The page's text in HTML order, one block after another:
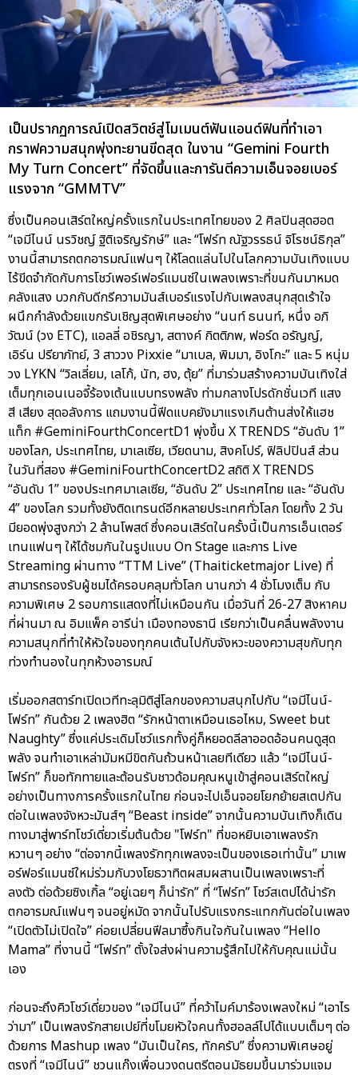
เป็นปรากฏการณ์เปิดสวิตช์สู่โมเมนต์ฟันแอนด์ฟินที่ทำเอา
กราฟความสนุกพุ่งทะยานขีดสุด ในงาน “Gemini Fourth
My Turn Concert” ที่จัดขึ้นและการันตีความเอ็นจอยเบอร์
แรงจาก “GMMTV”
ซึ่งเป็นคอนเสิร์ตใหญ่ครั้งแรกในประเทศไทยของ 2 ศิลปินสุดฮอต
“เจมีไนน์ นรวิชญ์ ฐิติเจริญรักษ์” และ “โฟร์ท ณัฐวรรธน์ จิโรชน์ธิกุล”
งานนี้สามารถตกอารมณ์แฟนๆ ให้โลดแล่นไปในโลกความบันเทิงแบบ
ไร้ขีดจำกัดกับการโชว์เพอร์เฟอร์แมนซ์ในเพลงเพราะที่ขนกันมาหมด
คลังแสง บวกกับดีกรีความมันส์เบอร์แรงไปกับเพลงสนุกสุดเร้าใจ
ผนึกกำลังด้วยแขกรับเชิญสุดพิเศษอย่าง “นนท์ ธนนท์, หนึ่ง อภิ
วัฒน์ (วง ETC), แอลลี่ อชิรญา, สตางค์ กิตติภพ, ฟอร์ด อรัญญ์,
เอิร์น ปรียาภัทย์, 3 สาววง Pixxie “มาเบล, พิมมา, อิงโกะ” และ 5 หนุ่ม
วง LYKN “วิลเลี่ยม, เลโก้, นัท, ฮง, ตุ้ย” ที่มาร่วมสร้างความบันเทิงใส่
เต็มทุกเอนเนอจี้ร้องเต้นแบบทรงพลัง ท่ามกลางโปรดักชั่นเวที แสง
สี เสียง สุดอลังการ แถมงานนี้ฟีดแบคยังมาแรงเกินต้านส่งให้แฮช
แท็ก #GeminiFourthConcertD1 พุ่งขึ้น X TRENDS “อันดับ 1”
ของโลก, ประเทศไทย, มาเลเซีย, เวียดนาม, สิงคโปร์, ฟิลิปปินส์ ส่วน
ในวันที่สอง #GeminiFourthConcertD2 สถิติ X TRENDS
“อันดับ 1” ของประเทศมาเลเซีย, “อันดับ 2” ประเทศไทย และ “อันดับ
4” ของโลก รวมทั้งยังติดเทรนด์อีกหลายประเทศทั่วโลก โดยทั้ง 2 วัน
มียอดพุ่งสูงกว่า 2 ล้านโพสต์ ซึ่งคอนเสิร์ตในครั้งนี้เป็นการเอ็นเตอร์
เทนแฟนๆ ให้ได้ชมกันในรูปแบบ On Stage และการ Live
Streaming ผ่านทาง “TTM Live” (Thaiticketmajor Live) ที่
สามารถรองรับผู้ชมได้ครอบคลุมทั่วโลก นานกว่า 4 ชั่วโมงเต็ม กับ
ความพิเศษ 2 รอบการแสดงที่ไม่เหมือนกัน เมื่อวันที่ 26-27 สิงหาคม
ที่ผ่านมา ณ อิมแพ็ค อารีน่า เมืองทองธานี เรียกว่าเป็นคลื่นพลังงาน
ความสนุกที่ทำให้หัวใจของทุกคนเต้นไปกับจังหวะของความสุขกับทุก
ท่วงทำนองในทุกห้วงอารมณ์
เริ่มออกสตาร์ทเปิดเวทีทะลุมิติสู่โลกของความสนุกไปกับ “เจมีไนน์-
โฟร์ท” กันด้วย 2 เพลงฮิต “รักหน้าตาเหมือนเธอไหม, Sweet but
Naughty” ซึ่งแค่ประเดิมโชว์แรกทั้งคู่ก็หยอดลีลาออดอ้อนคนดูสุด
พลัง จนทำเอาเหล่ามัมหมีขิตกันถ้วนหน้าเลยทีเดียว แล้ว “เจมีไนน์-
โฟร์ท” ก็ขอทักทายและต้อนรับชาวด้อมคุณหนูเข้าสู่คอนเสิร์ตใหญ่
อย่างเป็นทางการครั้งแรกในไทย ก่อนจะไปเอ็นจอยโยกย้ายสเตปกัน
ต่อในเพลงจังหวะมันส์ๆ “Beast inside” จากนั้นความบันเทิงก็เดิน
ทางมาสู่พาร์ทโชว์เดี่ยวเริ่มต้นด้วย "โฟร์ท" ที่ขอหยิบเอาเพลงรัก
หวานๆ อย่าง “ต่อจากนี้เพลงรักทุกเพลงจะเป็นของเธอเท่านั้น” มาเพ
อร์ฟอร์แมนซ์ใหม่ร่วมกับวงโยธวาทิตผสมผสานเป็นเพลงเพราะที่
ลงตัว ต่อด้วยซิงเกิ้ล “อยู่เฉยๆ ก็น่ารัก” ที่ “โฟร์ท” โชว์สเตปได้น่ารัก
ตกอารมณ์แฟนๆ จนอยู่หมัด จากนั้นไปรับแรงกระแทกกันต่อในเพลง
“เปิดตัวไม่เปิดใจ” ค่อยเปลี่ยนฟีลมาซึ้งกินใจกันในเพลง “Hello
Mama” ที่งานนี้ “โฟร์ท” ตั้งใจส่งผ่านความรู้สึกไปให้กับคุณแม่นั้น
เอง
ก่อนจะถึงคิวโชว์เดี่ยวของ “เจมีไนน์” ที่คว้าไมค์มาร้องเพลงใหม่ “เอาไร
ว่ามา” เป็นเพลงรักสายเปย์ที่ขโมยหัวใจคนทั้งฮอลล์ไปได้แบบเต็มๆ ต่อ
ด้วยการ Mashup เพลง “มันเป็นใคร, ทักครับ” ซึ่งความพิเศษอยู่
ตรงที่ “เจมีไนน์” ชวนแก๊งเพื่อนวงดนตรีตอนมัธยมขึ้นมาร่วมแจม